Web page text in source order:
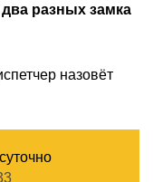
два разных замка
назовёт